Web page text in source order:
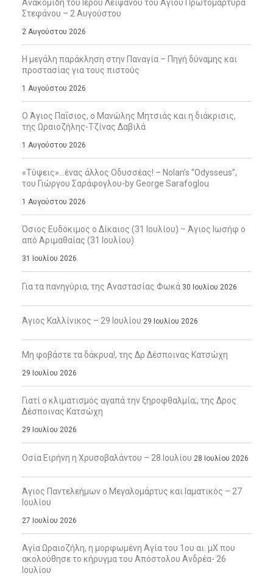
Ανακομιδή του Ιερού Λειψάνου του Αγίου Πρωτομάρτυρα
Στεφάνου – 2 Αυγούστου
2 Αυγούστου 2026
Η μεγάλη παράκληση στην Παναγία – Πηγή δύναμης και
προστασίας για τους πιστούς
1 Αυγούστου 2026
Ο Άγιος Παΐσιος, ο Μανώλης Μητσιάς και η διάκρισις,
της Ωραιοζήλης-Τζίνας Δαβιλά
1 Αυγούστου 2026
«Τύψεις»…ένας άλλος Οδυσσέας! – Nolan’s “Odysseus”,
του Γιώργου Σαράφογλου-by George Sarafoglou
1 Αυγούστου 2026
Όσιος Ευδόκιμος ο Δίκαιος (31 Ιουλίου) – Άγιος Ιωσήφ ο
από Αριμαθαίας (31 Ιουλίου)
31 Ιουλίου 2026
Για τα πανηγύρια, της Αναστασίας Φωκά 30 Ιουλίου 2026
Άγιος Καλλίνικος – 29 Ιουλίου 29 Ιουλίου 2026
Μη φοβάστε τα δάκρυα!, της Δρ Δέσποινας Κατσώχη
29 Ιουλίου 2026
Γιατί ο κλιματισμός αγαπά την ξηροφθαλμία;, της Δρος
Δέσποινας Κατσώχη
29 Ιουλίου 2026
Οσία Ειρήνη η Χρυσοβαλάντου – 28 Ιουλίου 28 Ιουλίου 2026
Άγιος Παντελεήμων ο Μεγαλομάρτυς και Ιαματικός – 27
Ιουλίου
27 Ιουλίου 2026
Αγία Ωραιοζήλη, η μορφωμένη Αγία του 1ου αι. μΧ που
ακολούθησε το κήρυγμα του Απόστολου Ανδρέα- 26
Ιουλίου